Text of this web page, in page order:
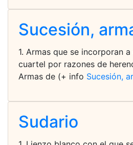
Sucesión,
1. Armas que se incorporan
cuartel por razones de
Armas de (+ info Sucesión,
Sudario